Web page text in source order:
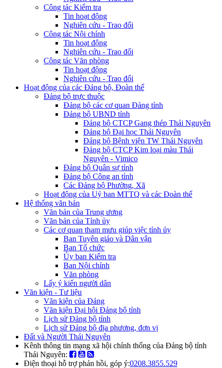
Công tác Kiểm tra
Tin hoạt động
Nghiên cứu - Trao đổi
Công tác Nội chính
Tin hoạt động
Nghiên cứu - Trao đổi
Công tác Văn phòng
Tin hoạt động
Nghiên cứu - Trao đổi
Hoạt động của các Đảng bộ, Đoàn thể
Đảng bộ trực thuộc
Đảng bộ các cơ quan Đảng tỉnh
Đảng bộ UBND tỉnh
Đảng bộ CTCP Gang thép Thái Nguyên
Đảng bộ Đại học Thái Nguyên
Đảng bộ Bệnh viện TW Thái Nguyên
Đảng bộ CTCP Kim loại màu Thái
Nguyên - Vimico
Đảng bộ Quân sự tỉnh
Đảng bộ Công an tỉnh
Các Đảng bộ Phường, Xã
Hoạt động của Uỷ ban MTTQ và các Đoàn thể
Hệ thống văn bản
Văn bản của Trung ương
Văn bản của Tỉnh ủy
Các cơ quan tham mưu giúp việc tỉnh ủy
Ban Tuyên giáo và Dân vận
Ban Tổ chức
Ủy ban Kiểm tra
Ban Nội chính
Văn phòng
Lấy ý kiến người dân
Văn kiện - Tư liệu
Văn kiện của Đảng
Văn kiện Đại hội Đảng bộ tỉnh
Lịch sử Đảng bộ tỉnh
Lịch sử Đảng bộ địa phương, đơn vị
Đất và Người Thái Nguyên
Kênh thông tin mạng xã hội chính thống của Đảng bộ tỉnh
Thái Nguyên:
Điện thoại hỗ trợ phản hồi, góp ý:0208.3855.529